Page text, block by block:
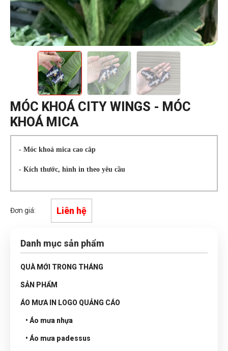
MÓC KHOÁ CITY WINGS - MÓC
KHOÁ MICA
- Móc khoá mica cao câp
- Kích thước, hình in theo yêu cầu
Đơn giá: Liên hệ
Danh mục sản phẩm
QUÀ MỚI TRONG THÁNG
SẢN PHẨM
ÁO MƯA IN LOGO QUẢNG CÁO
• Áo mưa nhựa
• Áo mưa padessus